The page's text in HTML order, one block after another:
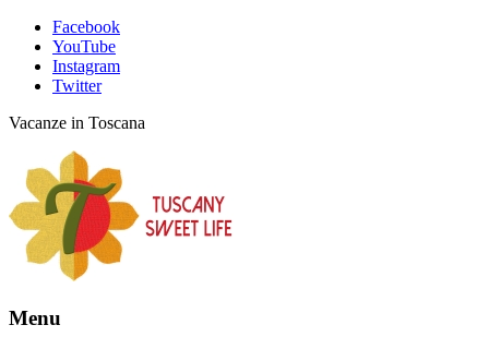
Facebook
YouTube
Instagram
Twitter
Vacanze in Toscana
Menu